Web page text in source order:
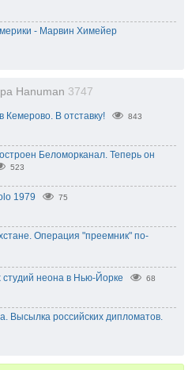
- Марвин Химейер
Hanuman 3747
Кемерово. В отставку! 843
Беломорканал. Теперь он
523
1979 75
Операция "преемник" по-
неона в Нью-Йорке 68
Высылка российских дипломатов.